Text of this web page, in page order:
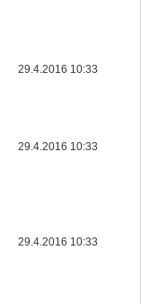
29.4.2016 10:33
29.4.2016 10:33
29.4.2016 10:33